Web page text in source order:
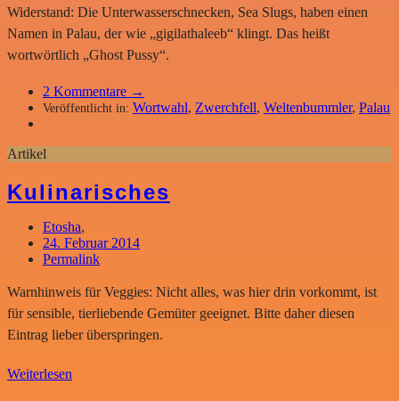
Widerstand: Die Unterwasserschnecken, Sea Slugs, haben einen
Namen in Palau, der wie „gigilathaleeb“ klingt. Das heißt
wortwörtlich „Ghost Pussy“.
2 Kommentare →
Veröffentlicht in: Wortwahl, Zwerchfell, Weltenbummler, Palau
Artikel
Kulinarisches
Etosha,
24. Februar 2014
Permalink
Warnhinweis für Veggies: Nicht alles, was hier drin vorkommt, ist
für sensible, tierliebende Gemüter geeignet. Bitte daher diesen
Eintrag lieber überspringen.
Weiterlesen